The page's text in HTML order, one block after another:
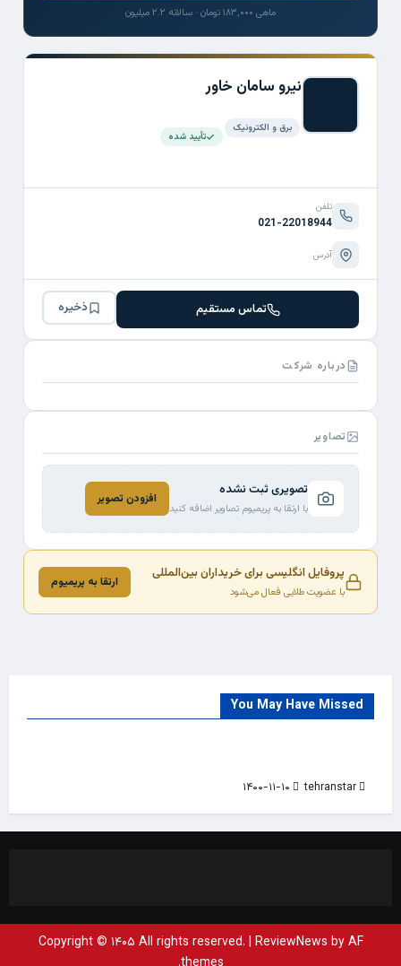
نیرو سامان خاور
برق و الکترونیک
تأیید شده
تلفن
021-22018944
آدرس
تماس مستقیم ذخیره
درباره شرکت
تصاویر
تصویری ثبت نشده
با ارتقا به پریمیوم تصاویر اضافه کنید
افزودن تصویر
پروفایل انگلیسی برای خریداران بین‌المللی
با عضویت طلایی فعال می‌شود
ارتقا به پریمیوم
ماهی ۱۸۳,۰۰۰ تومان · سالانه ۲.۲ میلیون
You May Have Missed
Countries
India
Trade Source
tehranstar
Copyright © ۱۴۰۵ All rights reserved. | ReviewNews by AF